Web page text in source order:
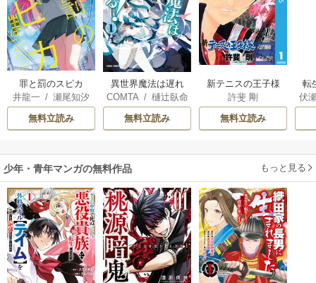
罪と罰のスピカ
井龍一 /瀬尾知汐
無料立読み
異世界魔法は遅れ
てる！
COMTA/ 樋辻臥命
無料立読み
新テニスの王子様
許斐 剛
無料立読み
転
伏
少年・青年マンガの無料作品 もっと見る